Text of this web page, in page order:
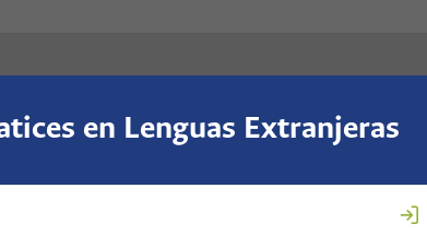
en Lenguas Extranjeras